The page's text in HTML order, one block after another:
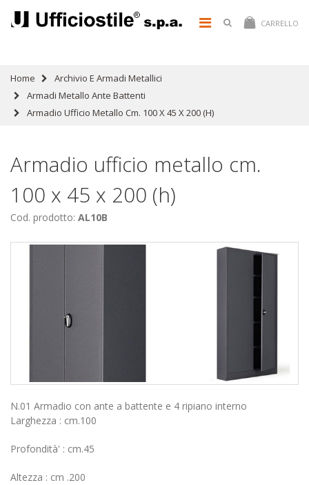
CARRELLO
Home
Archivio E Armadi Metallici
Armadi Metallo Ante Battenti
Armadio Ufficio Metallo Cm. 100 X 45 X 200 (h)
Armadio ufficio metallo cm.
100 x 45 x 200 (h)
Cod. prodotto: AL10B
N.01 Armadio con ante a battente e 4 ripiano interno
Larghezza : cm.100
Profondità' : cm.45
Altezza : cm .200